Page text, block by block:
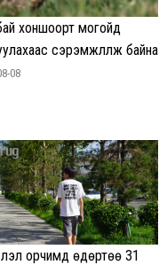
хоншоорт могойд
сэрэмжлүүлж байна
08
орчимд өдөртөө 31